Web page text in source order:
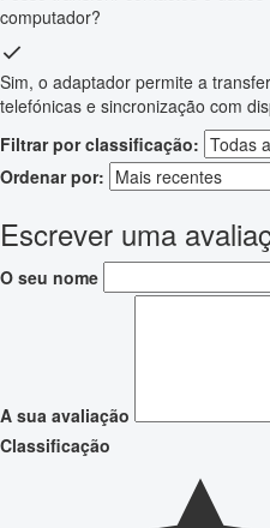
computador?
Sim, o adaptador permite a
telefónicas e sincronização com
Filtrar por classificação:
Ordenar por:
Escrever uma
O seu nome
A sua avaliação
Classificação